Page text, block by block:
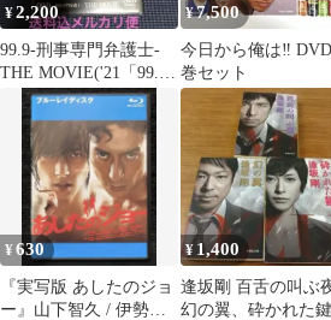
¥2,200
99.9-刑事専門弁護士-
THE MOVIE('21「99.9-
刑事専門弁護士…
¥7,500
今日から俺は‼︎
巻セット
¥630
『実写版 あしたのジョ
ー』山下智久 / 伊勢谷
¥ 1,400
逢坂剛 百舌の叫ぶ
幻の翼、砕かれた鍵